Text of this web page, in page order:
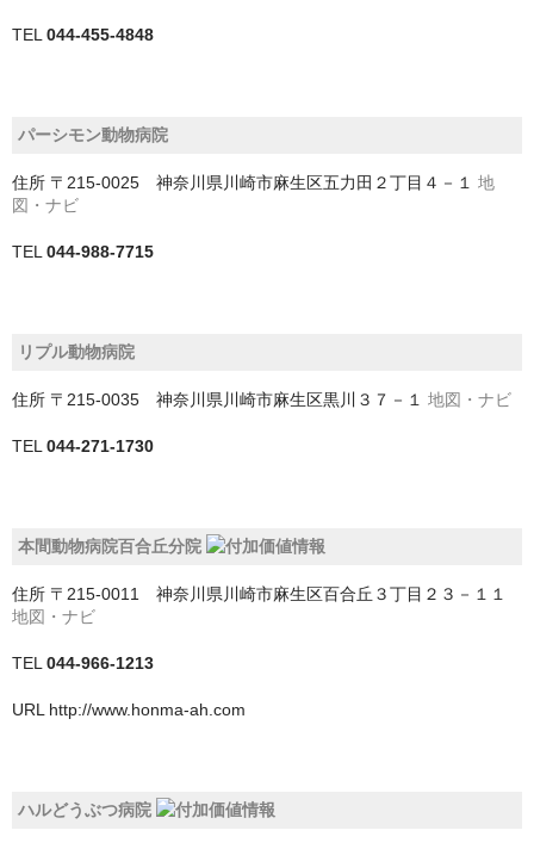
市原市
市川市
我孫子市
旭市
松戸市
柏市
流山市
浦安市
習志野市
TEL 044-455-4848
パーシモン動物病院
住所 〒215-0025 神奈川県川崎市麻生区五力田２丁目４－１ 地
図・ナビ
TEL 044-988-7715
リプル動物病院
住所 〒215-0035 神奈川県川崎市麻生区黒川３７－１ 地図・ナビ
TEL 044-271-1730
本間動物病院百合丘分院
住所 〒215-0011 神奈川県川崎市麻生区百合丘３丁目２３－１１
地図・ナビ
TEL 044-966-1213
URLhttp://www.honma-ah.com
ハルどうぶつ病院